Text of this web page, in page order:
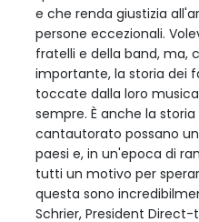
e che renda giustizia
persone eccezionali.
fratelli e della band, ma,
importante, la storia dei
toccate dalla loro
sempre. È anche la
cantautorato possano
paesi e, in un'epoca di
tutti un motivo per
questa sono
Schrier, President